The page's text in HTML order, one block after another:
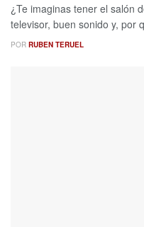
¿Te imaginas tener el salón
televisor, buen sonido y, por
POR RUBEN TERUEL